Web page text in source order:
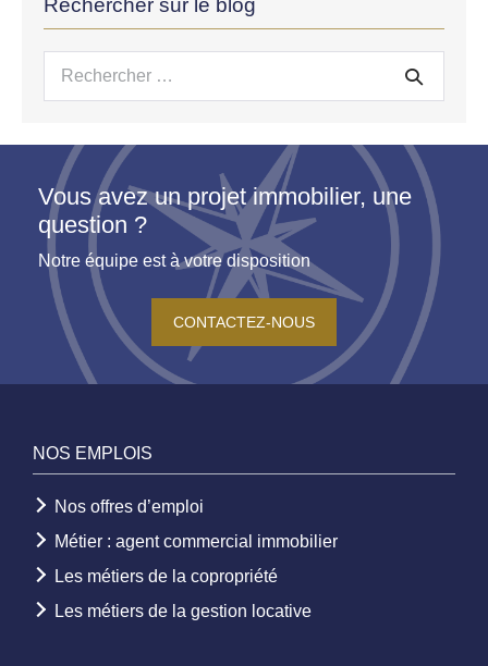
Rechercher sur le blog
Recherche
Vous avez un projet immobilier, une
question ?
Notre équipe est à votre disposition
CONTACTEZ-NOUS
NOS EMPLOIS
Nos offres d’emploi
Métier : agent commercial immobilier
Les métiers de la copropriété
Les métiers de la gestion locative